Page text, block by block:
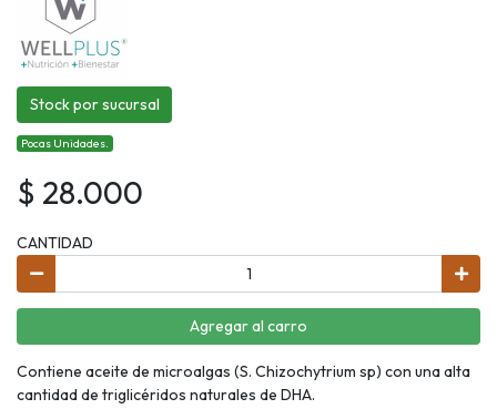
Stock por sucursal
Pocas Unidades.
$ 28.000
CANTIDAD
Agregar al carro
Contiene aceite de microalgas (S. Chizochytrium sp) con una alta
cantidad de triglicéridos naturales de DHA.